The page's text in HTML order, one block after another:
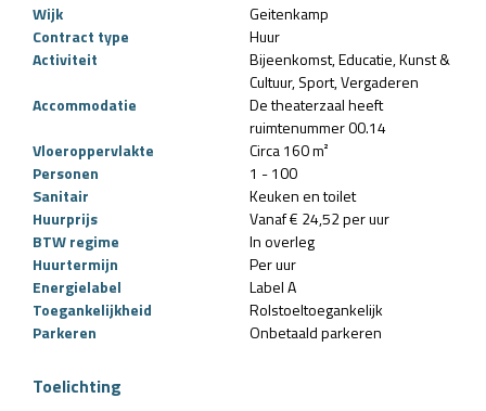
Wijk
Geitenkamp
Contract type
Huur
Activiteit
Bijeenkomst Educatie Kunst &
Cultuur Sport Vergaderen
Accommodatie
De theaterzaal heeft
ruimtenummer 00.14
Vloeroppervlakte
Circa 160 m²
Personen
1 - 100
Sanitair
Keuken en toilet
Huurprijs
Vanaf € 24,52 per uur
BTW regime
In overleg
Huurtermijn
Per uur
Energielabel
Label A
Toegankelijkheid
Rolstoeltoegankelijk
Parkeren
Onbetaald parkeren
Toelichting